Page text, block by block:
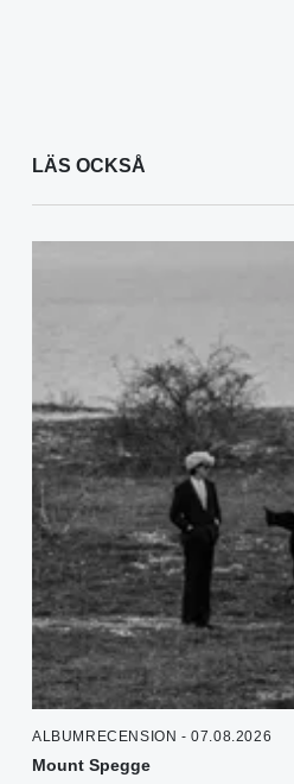
LÄS OCKSÅ
ALBUMRECENSION - 07.08.2026
Mount Spegge